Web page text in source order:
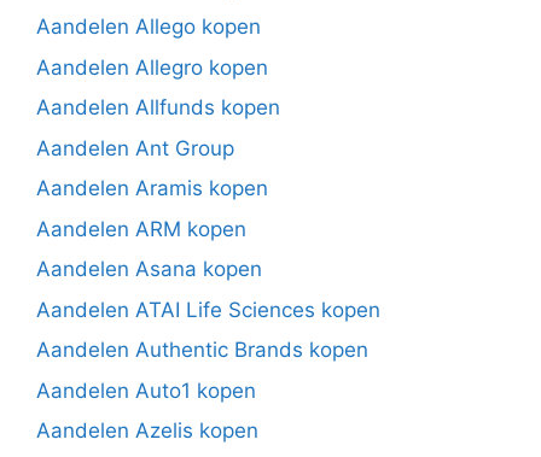
Aandelen Allego kopen
Aandelen Allegro kopen
Aandelen Allfunds kopen
Aandelen Ant Group
Aandelen Aramis kopen
Aandelen ARM kopen
Aandelen Asana kopen
Aandelen ATAI Life Sciences kopen
Aandelen Authentic Brands kopen
Aandelen Auto1 kopen
Aandelen Azelis kopen